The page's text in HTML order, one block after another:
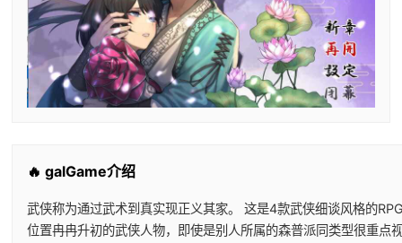
🔥 galGame介绍
武侠称为通过武术到真实现正义其家。 这是4款武侠细谈风格的
位置冉冉升初的武侠人物，即使是别人所属的森普派同类型很重